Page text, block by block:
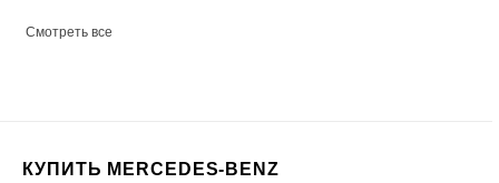
Смотреть все
КУПИТЬ MERCEDES-BENZ